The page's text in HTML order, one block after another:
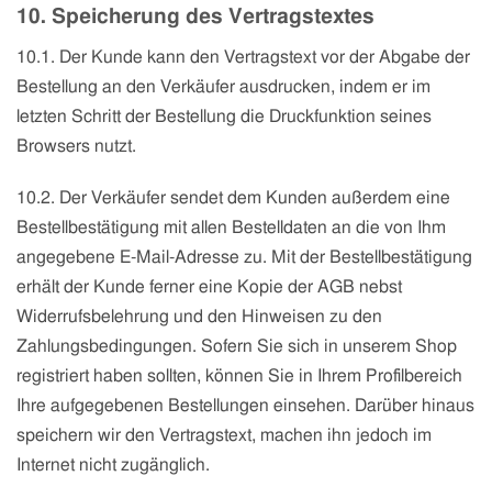
10. Speicherung des Vertragstextes
10.1. Der Kunde kann den Vertragstext vor der Abgabe der
Bestellung an den Verkäufer ausdrucken, indem er im
letzten Schritt der Bestellung die Druckfunktion seines
Browsers nutzt.
10.2. Der Verkäufer sendet dem Kunden außerdem eine
Bestellbestätigung mit allen Bestelldaten an die von Ihm
angegebene E-Mail-Adresse zu. Mit der Bestellbestätigung
erhält der Kunde ferner eine Kopie der AGB nebst
Widerrufsbelehrung und den Hinweisen zu den
Zahlungsbedingungen. Sofern Sie sich in unserem Shop
registriert haben sollten, können Sie in Ihrem Profilbereich
Ihre aufgegebenen Bestellungen einsehen. Darüber hinaus
speichern wir den Vertragstext, machen ihn jedoch im
Internet nicht zugänglich.